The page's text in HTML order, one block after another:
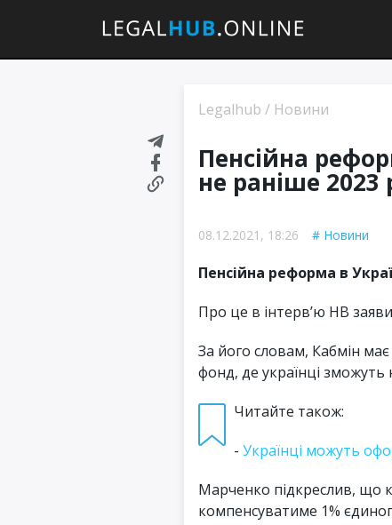
Legalhub / Новини
08.12.2021, 18:26 Новини
Пенсійна
не раніше 2023
Пенсійна реформа в
Про це в інтерв’ю НВ
За його словам, Кабмін
фонд, де українці зможуть
Читайте також:
- Українці можуть
Марченко підкреслив, що
компенсуватиме 1%